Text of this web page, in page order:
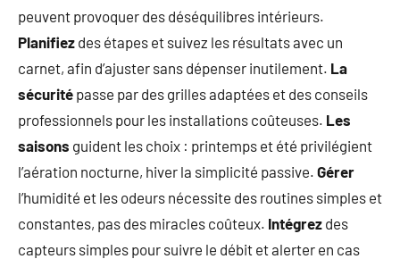
peuvent provoquer des déséquilibres intérieurs.
Planifiez des étapes et suivez les résultats avec un
carnet, afin d’ajuster sans dépenser inutilement. La
sécurité passe par des grilles adaptées et des conseils
professionnels pour les installations coûteuses. Les
saisons guident les choix : printemps et été privilégient
l’aération nocturne, hiver la simplicité passive. Gérer
l’humidité et les odeurs nécessite des routines simples et
constantes, pas des miracles coûteux. Intégrez des
capteurs simples pour suivre le débit et alerter en cas